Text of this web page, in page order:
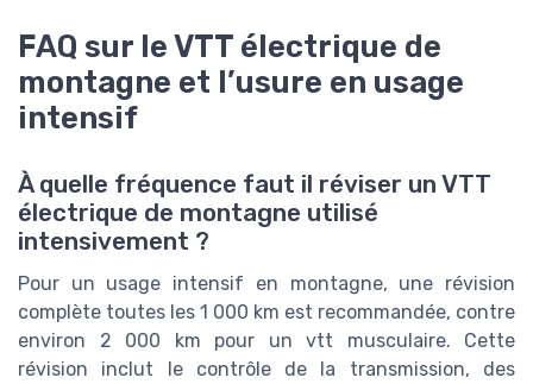
FAQ sur le VTT électrique de
montagne et l’usure en usage
intensif
À quelle fréquence faut il réviser un VTT
électrique de montagne utilisé
intensivement ?
Pour un usage intensif en montagne, une révision
complète toutes les 1 000 km est recommandée, contre
environ 2 000 km pour un vtt musculaire. Cette
révision inclut le contrôle de la transmission, des